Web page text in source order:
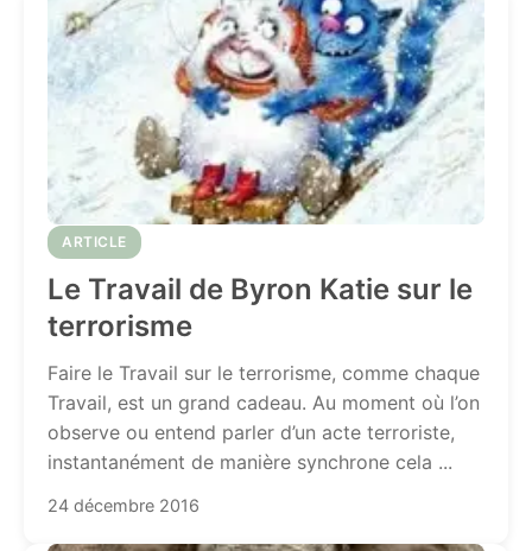
ARTICLE
Le Travail de Byron Katie sur le
terrorisme
Faire le Travail sur le terrorisme, comme chaque
Travail, est un grand cadeau. Au moment où l’on
observe ou entend parler d’un acte terroriste,
instantanément de manière synchrone cela ...
24 décembre 2016